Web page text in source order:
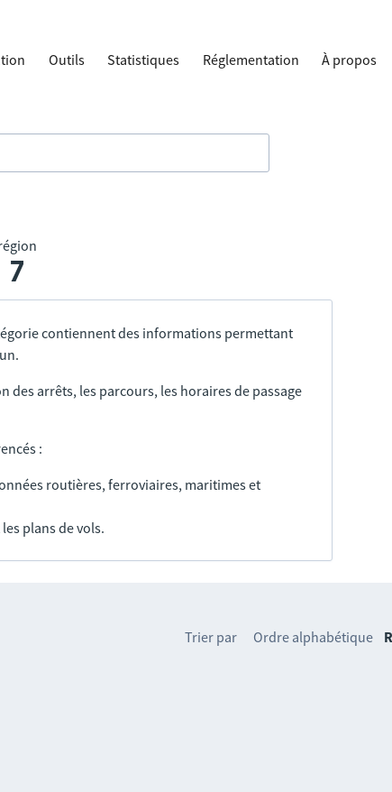
Outils Statistiques Réglementation À propos
7
contiennent des informations permettant
arrêts, les parcours, les horaires de passage
:
routières, ferroviaires, maritimes et
plans de vols.
Trier par Ordre alphabétique